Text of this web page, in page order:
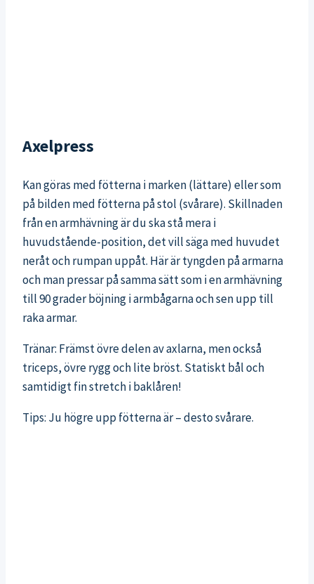
Axelpress
Kan göras med fötterna i marken (lättare) eller som
på bilden med fötterna på stol (svårare). Skillnaden
från en armhävning är du ska stå mera i
huvudstående-position, det vill säga med huvudet
neråt och rumpan uppåt. Här är tyngden på armarna
och man pressar på samma sätt som i en armhävning
till 90 grader böjning i armbågarna och sen upp till
raka armar.
Tränar: Främst övre delen av axlarna, men också
triceps, övre rygg och lite bröst. Statiskt bål och
samtidigt fin stretch i baklåren!
Tips: Ju högre upp fötterna är – desto svårare.